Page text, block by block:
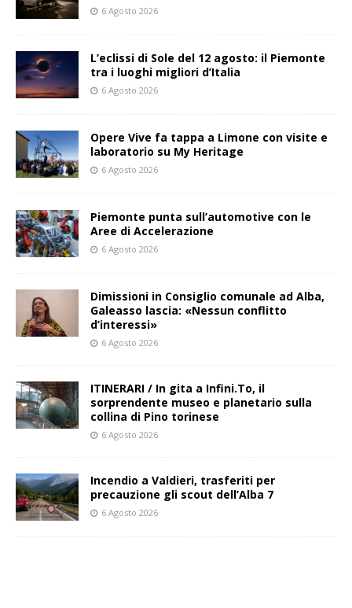
6 Agosto 2026
L’eclissi di Sole del 12 agosto: il Piemonte
tra i luoghi migliori d’Italia
6 Agosto 2026
Opere Vive fa tappa a Limone con visite e
laboratorio su My Heritage
6 Agosto 2026
Piemonte punta sull’automotive con le
Aree di Accelerazione
6 Agosto 2026
Dimissioni in Consiglio comunale ad Alba,
Galeasso lascia: «Nessun conflitto
d’interessi»
6 Agosto 2026
ITINERARI / In gita a Infini.To, il
sorprendente museo e planetario sulla
collina di Pino torinese
6 Agosto 2026
Incendio a Valdieri, trasferiti per
precauzione gli scout dell’Alba 7
6 Agosto 2026